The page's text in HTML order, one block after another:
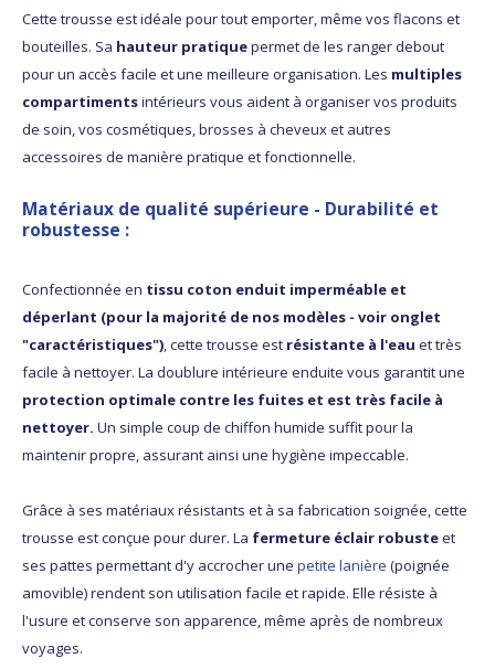
Cette trousse est idéale pour tout emporter, même vos flacons et
bouteilles. Sa hauteur pratiquepermet de les ranger debout
pour un accès facile et une meilleure organisation. Les multiples
compartimentsintérieurs vous aident à organiser vos produits
de soin, vos cosmétiques, brosses à cheveux et autres
accessoires de manière pratique et fonctionnelle.
Matériaux de qualité supérieure - Durabilité et
robustesse :
Confectionnée en tissu coton enduit imperméable et
déperlant (pour la majorité de nos modèles - voir onglet
"caractéristiques"), cette trousse est résistante à l'eau et très
facile à nettoyer. La doublure intérieure enduite vous garantit une
protection optimale contre les fuites et est très facile à
nettoyer. Un simple coup de chiffon humide suffit pour la
maintenir propre, assurant ainsi une hygiène impeccable.
Grâce à ses matériaux résistants et à sa fabrication soignée, cette
trousse est conçue pour durer. La fermeture éclair robusteet
ses pattes permettant d'y accrocher une petite lanière (poignée
amovible) rendent son utilisation facile et rapide. Elle résiste à
l'usure et conserve son apparence, même après de nombreux
voyages.